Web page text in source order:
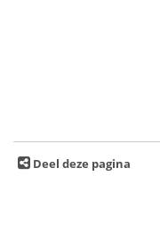
Deel deze pagina